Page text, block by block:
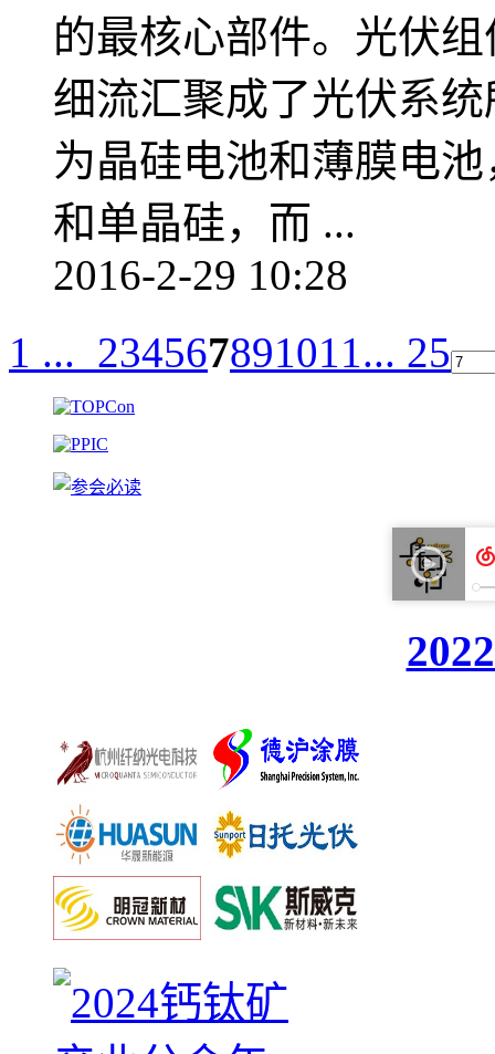
的最核心部件。光伏
细流汇聚成了光伏系
为晶硅电池和薄膜电
和单晶硅，而 ...
2016-2-29 10:28
1 ... 234567891011... 25